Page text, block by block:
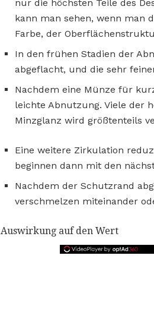
nur die höchsten Teile des
kann man sehen, wenn man
Farbe, der
In den frühen Stadien der
abgeflacht, und die sehr
Nachdem eine Münze für
leichte Abnutzung. Viele der
Minzglanz wird größtenteils
Eine weitere Zirkulation
beginnen dann mit den
Nachdem der Schutzrand
verschmelzen miteinander
Auswirkung auf den Wert